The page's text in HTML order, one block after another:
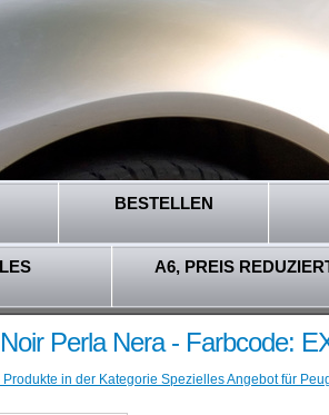
BESTELLEN
A6, PREIS
Perla Nera - Farbcode:
in der Kategorie Spezielles Angebot für